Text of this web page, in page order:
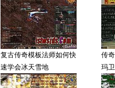
复古传奇模板法师如何快
速学会冰天雪地
传
玛